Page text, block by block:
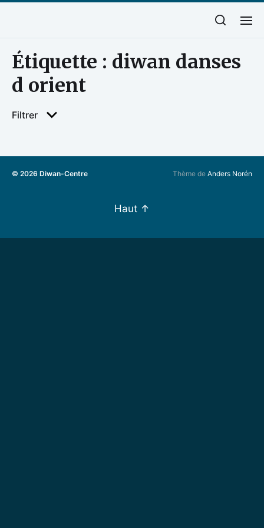
Étiquette : diwan danses
d orient
Filtrer
© 2026 Diwan-Centre Thème de Anders Norén
Haut ↑